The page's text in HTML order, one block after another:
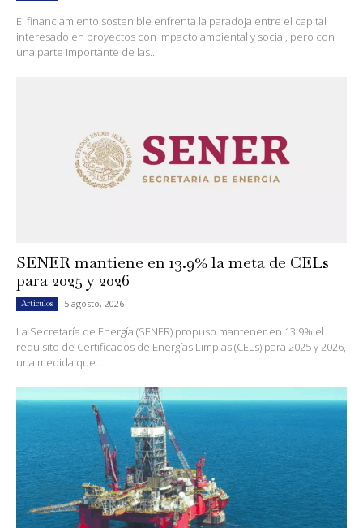
El financiamiento sostenible enfrenta la paradoja entre el capital
interesado en proyectos con impacto ambiental y social, pero con
una parte importante de las...
SENER mantiene en 13.9% la meta de CELs
para 2025 y 2026
Artículos 5 agosto, 2026
La Secretaría de Energía (SENER) propuso mantener en 13.9% el
requisito de Certificados de Energías Limpias (CELs) para 2025 y 2026,
una medida que...